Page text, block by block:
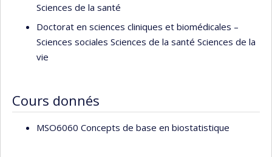
Sciences de la santé
Doctorat en sciences cliniques et biomédicales –
Sciences sociales Sciences de la santé Sciences de la
vie
Cours donnés
MSO6060 Concepts de base en biostatistique